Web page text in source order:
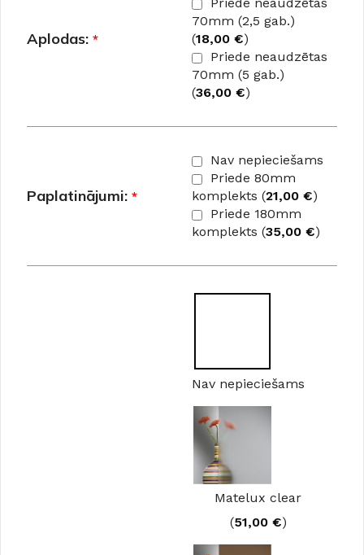
Aplodas: *
70mm (2,5 gab.)
(18,00 €)
Priede neaudzētas
70mm (5 gab.)
(36,00 €)
Paplatinājumi: *
Nav nepieciešams
Priede 80mm
komplekts (21,00 €)
Priede 180mm
komplekts (35,00 €)
Nav nepieciešams
Matelux clear
(51,00 €)